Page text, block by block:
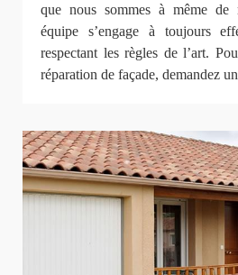
que nous sommes à même
équipe s’engage à toujours
respectant les règles de l’art.
réparation de façade, demandez